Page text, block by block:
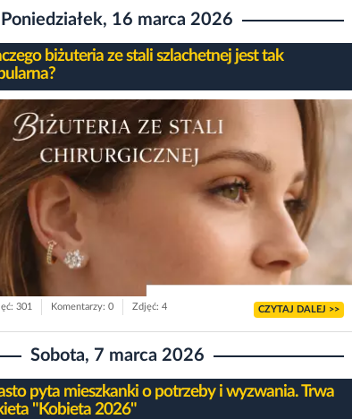
Poniedziałek, 16 marca 2026
biżuteria ze stali szlachetnej jest tak
301 Komentarzy: 0 Zdjęć: 4 CZYTAJ DALEJ >>
Sobota, 7 marca 2026
pyta mieszkanki o potrzeby i wyzwania. Trwa
"Kobieta 2026"